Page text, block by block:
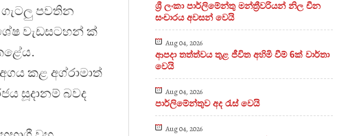
පවතින
වැඩසටහන් ක්
කළ අග්රාමාත්
සූදානම් බවද
ශ්‍රී ලංකා පාර්ලිමේන්තු මන්ත්‍රීවරියන් නිල චීන
සංචාරය අවසන් වෙයි
Aug 04, 2026
ආපදා තත්ත්වය තුළ ජීවිත අහිමි වීම් 6ක් වාර්තා
වෙයි
Aug 04, 2026
පාර්ලිමේන්තුව අද රැස් වෙයි
Aug 04, 2026